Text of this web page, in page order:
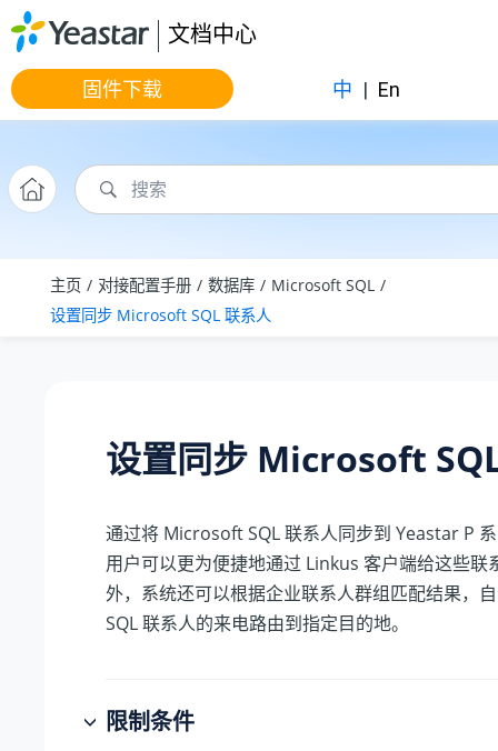
跳转到主要内容
文档中心
固件下载 中 | En
主页 对接配置手册 数据库
Microsoft SQL
设置同步 Microsoft SQL 联系人
设置同步 Microsoft
通过将 Microsoft SQL 联系人同步到 Yeastar P
用户可以更为便捷地通过 Linkus 客户端给这些联
外，系统还可以根据企业联系人群组匹配结果，
SQL 联系人的来电路由到指定目的地。
限制条件